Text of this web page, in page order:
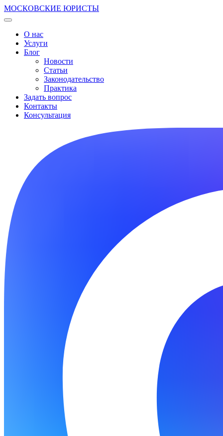
МОСКОВСКИЕ ЮРИСТЫ
О нас
Услуги
Блог
Новости
Статьи
Законодательство
Практика
Задать вопрос
Контакты
Консультация